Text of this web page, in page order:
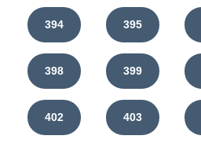
394 395
398 399
402 403